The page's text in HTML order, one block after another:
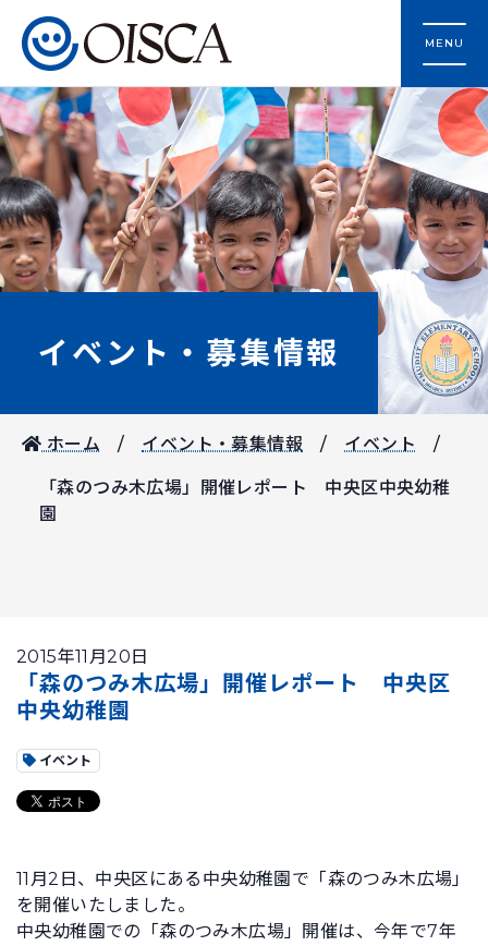
MENU
イベント・募集情報
ホーム イベント・募集情報 イベント
「森のつみ木広場」開催レポート 中央区中央幼稚
園
2015年11月20日
「森のつみ木広場」開催レポート 中央区
中央幼稚園
イベント
11月2日、中央区にある中央幼稚園で「森のつみ木広場」
を開催いたしました。
中央幼稚園での「森のつみ木広場」開催は、今年で7年